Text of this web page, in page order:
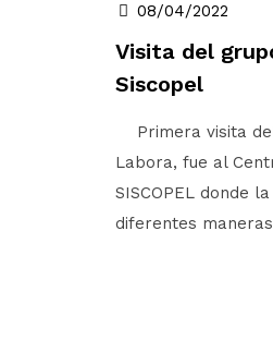
08/04/2022
Visita del
Siscopel
Primera visita
Labora, fue al
SISCOPEL donde
diferentes